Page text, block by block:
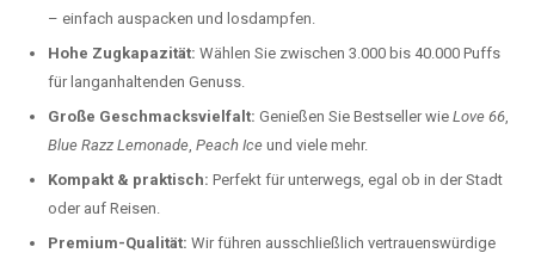
– einfach auspacken und losdampfen.
Hohe Zugkapazität: Wählen Sie zwischen 3.000 bis 40.000 Puffs
für langanhaltenden Genuss.
Große Geschmacksvielfalt: Genießen Sie Bestseller wie Love 66,
Blue Razz Lemonade, Peach Ice und viele mehr.
Kompakt & praktisch: Perfekt für unterwegs, egal ob in der Stadt
oder auf Reisen.
Premium-Qualität: Wir führen ausschließlich vertrauenswürdige